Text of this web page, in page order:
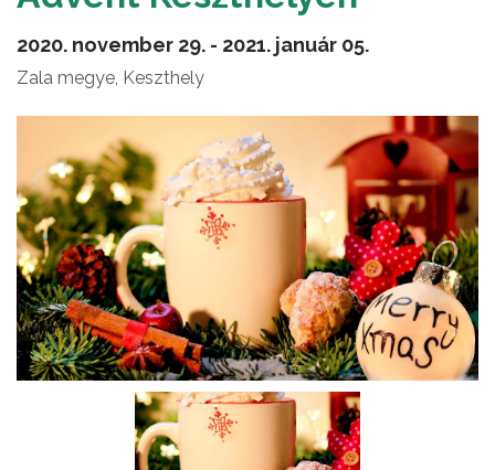
2020. november 29. - 2021. január 05.
Zala megye, Keszthely